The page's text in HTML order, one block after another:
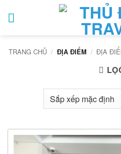
qua
TRANG CHỦ / ĐỊA ĐIỂM / ĐỊA